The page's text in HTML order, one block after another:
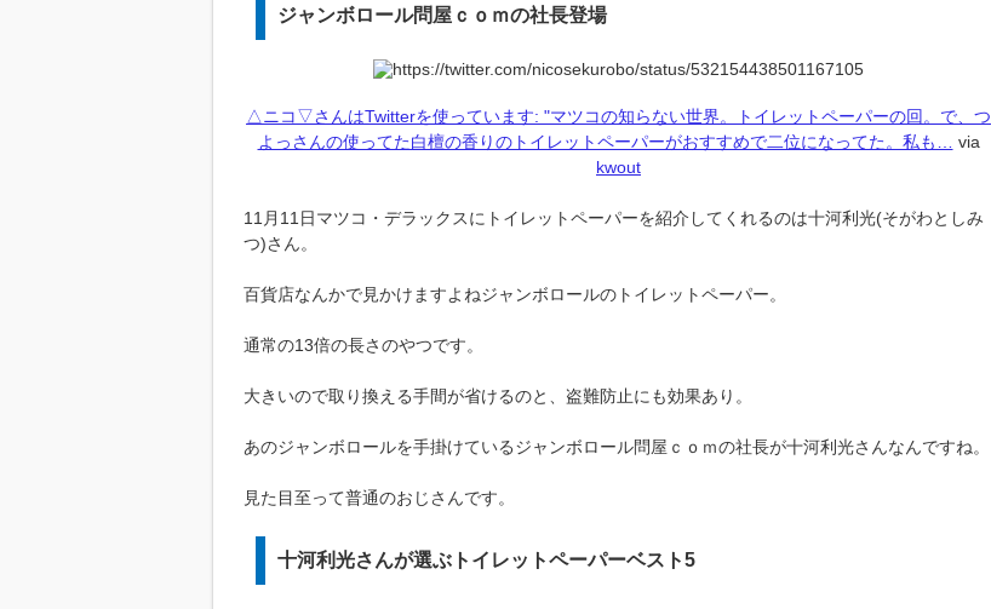
ジャンボロール問屋ｃｏｍの社長登場
△ニコ▽さんはTwitterを使っています: "マツコの知らない世界。トイレットペーパーの回。で、つ
よっさんの使ってた白檀の香りのトイレットペーパーがおすすめで二位になってた。私も…
via
kwout
11月11日マツコ・デラックスにトイレットペーパーを紹介してくれるのは十河利光(そがわとしみ
つ)さん。
百貨店なんかで見かけますよねジャンボロールのトイレットペーパー。
通常の13倍の長さのやつです。
大きいので取り換える手間が省けるのと、盗難防止にも効果あり。
あのジャンボロールを手掛けているジャンボロール問屋ｃｏｍの社長が十河利光さんなんですね。
見た目至って普通のおじさんです。
十河利光さんが選ぶトイレットペーパーベスト5